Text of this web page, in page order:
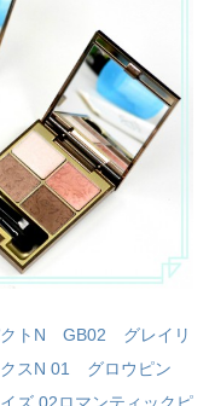
クトN GB02 グレイリ
クスN 01 グロウピン